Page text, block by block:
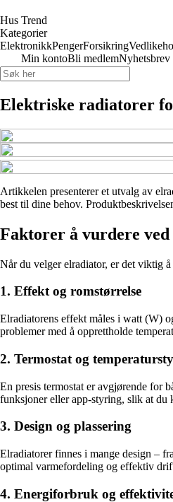
Hus Trend
Kategorier
ElektronikkPengerForsikring
Min kontoBli medlemNyhetsbrev
Elektriske radiatorer
Artikkelen presenterer et utvalg av
best til dine behov.
Faktorer å vurdere
Når du velger elradiator, er det viktig
1. Effekt og romstørrelse
Elradiatorens effekt måles i watt (W)
problemer med å opprettholde
2. Termostat og
En presis termostat er avgjørende for
funksjoner eller app-styring, slik at du
3. Design og plassering
Elradiatorer finnes i mange design –
optimal varmefordeling og effektiv
4. Energiforbruk og